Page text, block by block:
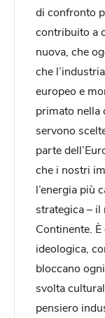
di confronto
contribuito a
nuova, che
che
europeo e
primato nella
servono
parte
che i nostri
l’energia più
strategica –
Continente.
ideologica,
bloccano
svolta
pensiero